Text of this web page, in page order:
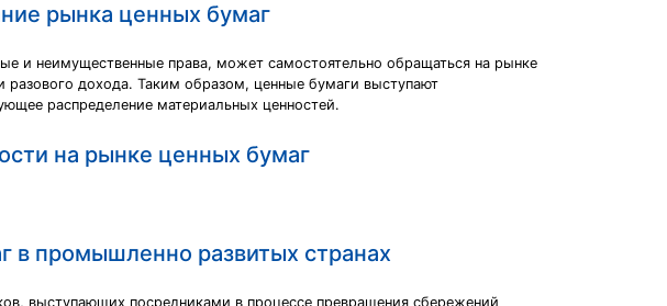
рынка ценных бумаг
и неимущественные права, может самостоятельно обращаться на рынке
дохода. Таким образом, ценные бумаги выступают
распределение материальных ценностей.
на рынке ценных бумаг
в промышленно развитых странах
выступающих посредниками в процессе превращения сбережений